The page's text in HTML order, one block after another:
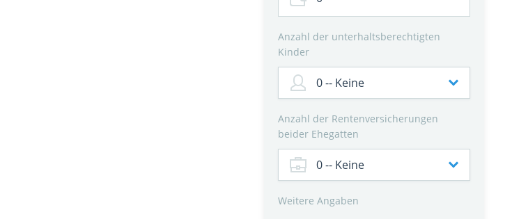
Anzahl der unterhaltsberechtigten
Kinder
Anzahl der Rentenversicherungen
beider Ehegatten
Weitere Angaben